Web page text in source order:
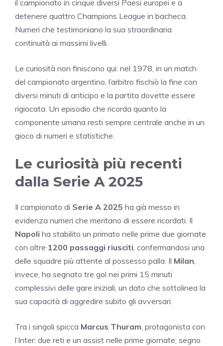
il campionato in cinque diversi Paesi europei e a
detenere quattro Champions League in bacheca.
Numeri che testimoniano la sua straordinaria
continuità ai massimi livelli.
Le curiosità non finiscono qui: nel 1978, in un match
del campionato argentino, l’arbitro fischiò la fine con
diversi minuti di anticipo e la partita dovette essere
rigiocata. Un episodio che ricorda quanto la
componente umana resti sempre centrale anche in un
gioco di numeri e statistiche.
Le curiosità più recenti
dalla Serie A 2025
Il campionato di Serie A 2025 ha già messo in
evidenza numeri che meritano di essere ricordati. Il
Napoli ha stabilito un primato nelle prime due giornate
con oltre 1200 passaggi riusciti, confermandosi una
delle squadre più attente al possesso palla. Il Milan,
invece, ha segnato tre gol nei primi 15 minuti
complessivi delle gare iniziali, un dato che sottolinea la
sua capacità di aggredire subito gli avversari.
Tra i singoli spicca Marcus Thuram, protagonista con
l’Inter: due reti e un assist nelle prime giornate, segno